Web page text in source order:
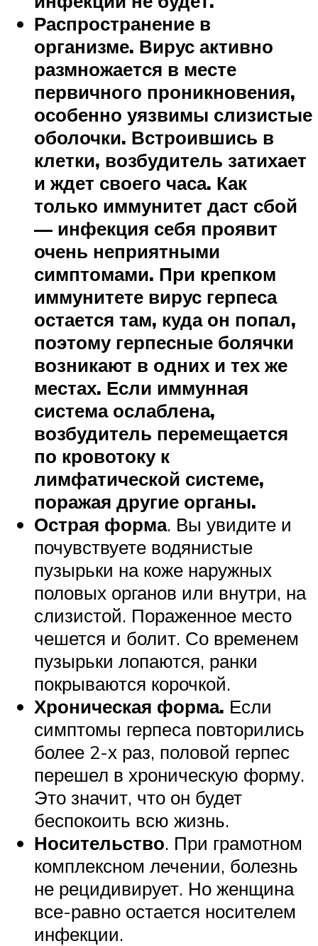
Распространение в
организме. Вирус активно
размножается в месте
первичного проникновения,
особенно уязвимы слизистые
оболочки. Встроившись в
клетки, возбудитель затихает
и ждет своего часа. Как
только иммунитет даст сбой
— инфекция себя проявит
очень неприятными
симптомами. При крепком
иммунитете вирус герпеса
остается там, куда он попал,
поэтому герпесные болячки
возникают в одних и тех же
местах. Если иммунная
система ослаблена,
возбудитель перемещается
по кровотоку к
лимфатической системе,
поражая другие органы.
Острая форма. Вы увидите и
почувствуете водянистые
пузырьки на коже наружных
половых органов или внутри, на
слизистой. Пораженное место
чешется и болит. Со временем
пузырьки лопаются, ранки
покрываются корочкой.
Хроническая форма. Если
симптомы герпеса повторились
более 2-х раз, половой герпес
перешел в хроническую форму.
Это значит, что он будет
беспокоить всю жизнь.
Носительство. При грамотном
комплексном лечении, болезнь
не рецидивирует. Но женщина
все-равно остается носителем
инфекции.